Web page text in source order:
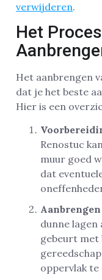
verwijderen.
Het
Het aanbrengen
dat je het beste
Hier is een
Renostuc
muur goed
dat
dunne lagen
gebeurt met
oppervlak te